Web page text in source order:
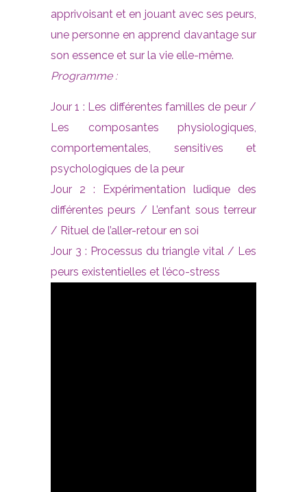
apprivoisant et en jouant avec ses peurs,
une personne en apprend davantage sur
son essence et sur la vie elle-même.
Programme :
Jour 1 : Les différentes familles de peur /
Les composantes physiologiques,
comportementales, sensitives et
psychologiques de la peur
Jour 2 : Expérimentation ludique des
différentes peurs / L’enfant sous terreur
/ Rituel de l’aller-retour en soi
Jour 3 : Processus du triangle vital / Les
peurs existentielles et l’éco-stress